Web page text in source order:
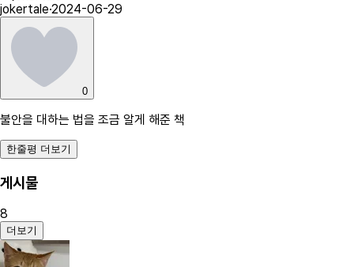
jokertale·2024-06-29
0
불안을 대하는 법을 조금 알게 해준 책
한줄평 더보기
게시물
8
더보기